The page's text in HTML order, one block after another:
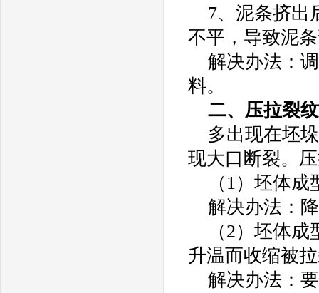
7、泥条挤出
不平，导致泥
解决办法：
料。
二、压拉裂纹
多出现在坯
现大口断裂。
（1）坯体
解决办法：
（2）坯体
升温而收缩被
解决办法：